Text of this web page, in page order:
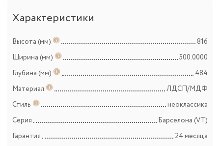
Характеристики
Высота (мм)
816
Ширина (мм)
500.0000
Глубина (мм)
484
Материал
ЛДСП/МДФ
Стиль
неоклассика
Серия
Барселона (VT)
Гарантия
24 месяца